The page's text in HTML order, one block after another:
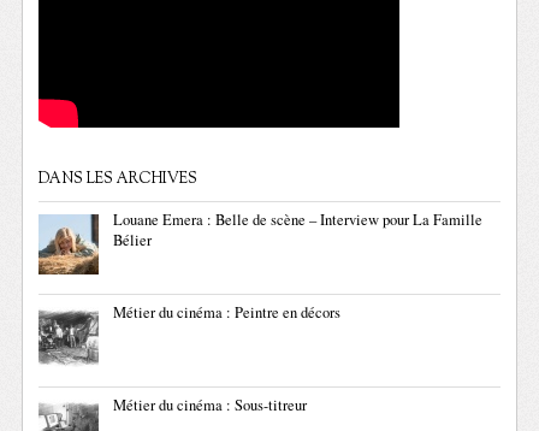
DANS LES ARCHIVES
Louane Emera : Belle de scène – Interview pour La Famille
Bélier
Métier du cinéma : Peintre en décors
Métier du cinéma : Sous-titreur